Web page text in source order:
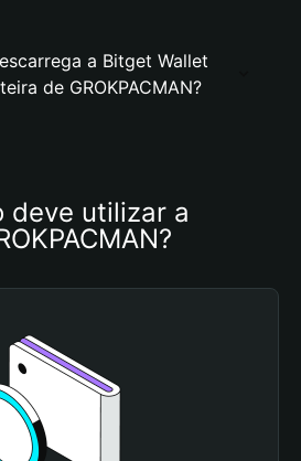
a Bitget Wallet
de GROKPACMAN?
deve utilizar a